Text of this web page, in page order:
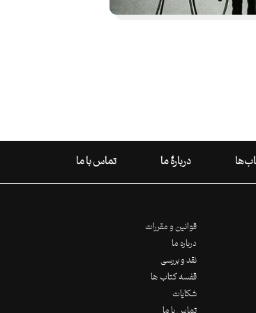
دربارۀ ما تماس با ما
قوانین و مقررات
درباره ما
نقد و بررسی
قفسه کتاب ها
شکایات